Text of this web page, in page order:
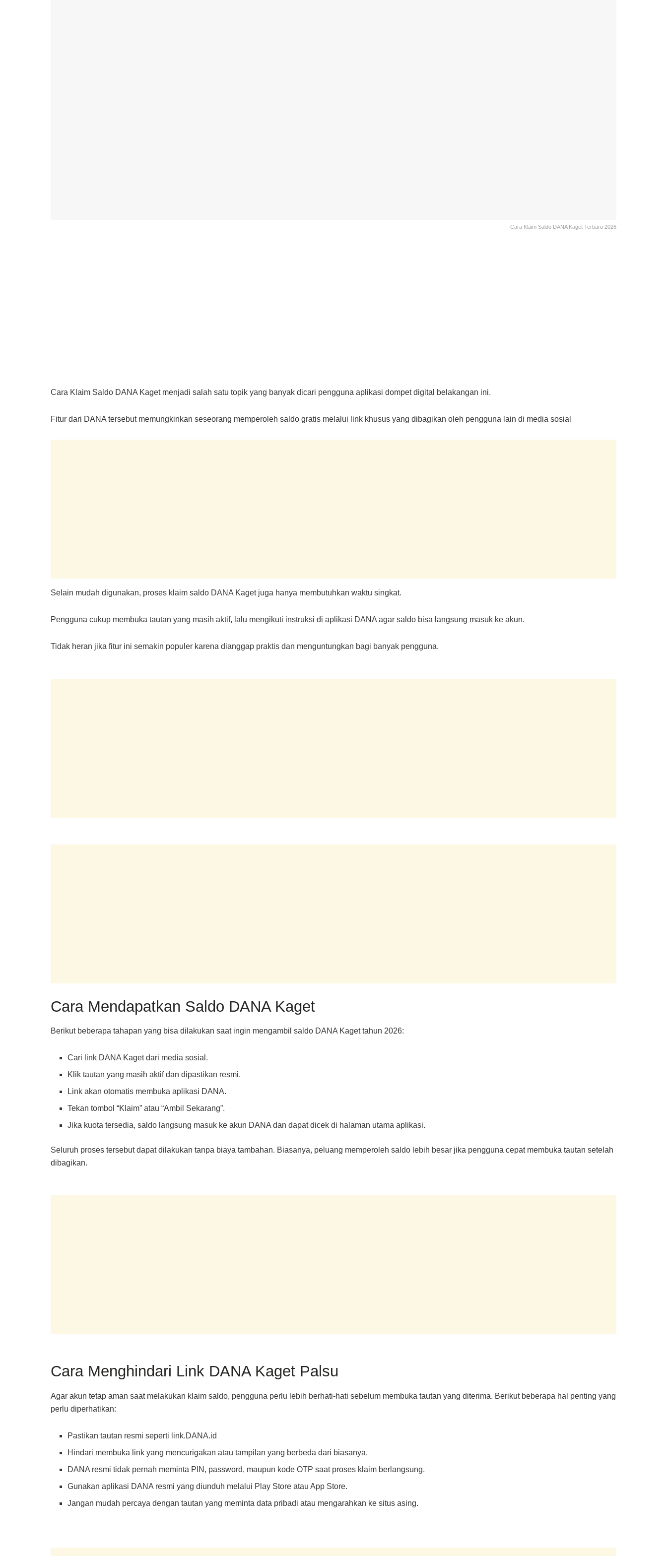
Cara Klaim Saldo DANA Kaget Terbaru 2026
Cara Klaim Saldo DANA Kaget menjadi salah satu topik yang banyak dicari pengguna aplikasi dompet digital belakangan ini.
Fitur dari DANA tersebut memungkinkan seseorang memperoleh saldo gratis melalui link khusus yang dibagikan oleh pengguna lain di media sosial
Selain mudah digunakan, proses klaim saldo DANA Kaget juga hanya membutuhkan waktu singkat.
Pengguna cukup membuka tautan yang masih aktif, lalu mengikuti instruksi di aplikasi DANA agar saldo bisa langsung masuk ke akun.
Tidak heran jika fitur ini semakin populer karena dianggap praktis dan menguntungkan bagi banyak pengguna.
Cara Mendapatkan Saldo DANA Kaget
Berikut beberapa tahapan yang bisa dilakukan saat ingin mengambil saldo DANA Kaget tahun 2026:
Cari link DANA Kaget dari media sosial.
Klik tautan yang masih aktif dan dipastikan resmi.
Link akan otomatis membuka aplikasi DANA.
Tekan tombol “Klaim” atau “Ambil Sekarang”.
Jika kuota tersedia, saldo langsung masuk ke akun DANA dan dapat dicek di halaman utama aplikasi.
Seluruh proses tersebut dapat dilakukan tanpa biaya tambahan. Biasanya, peluang memperoleh saldo lebih besar jika pengguna cepat membuka tautan setelah
dibagikan.
Cara Menghindari Link DANA Kaget Palsu
Agar akun tetap aman saat melakukan klaim saldo, pengguna perlu lebih berhati-hati sebelum membuka tautan yang diterima. Berikut beberapa hal penting yang
perlu diperhatikan:
Pastikan tautan resmi seperti link.DANA.id
Hindari membuka link yang mencurigakan atau tampilan yang berbeda dari biasanya.
DANA resmi tidak pernah meminta PIN, password, maupun kode OTP saat proses klaim berlangsung.
Gunakan aplikasi DANA resmi yang diunduh melalui Play Store atau App Store.
Jangan mudah percaya dengan tautan yang meminta data pribadi atau mengarahkan ke situs asing.